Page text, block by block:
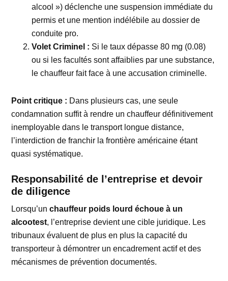
alcool ») déclenche une suspension immédiate du
permis et une mention indélébile au dossier de
conduite pro.
Volet Criminel : Si le taux dépasse 80 mg (0.08)
ou si les facultés sont affaiblies par une substance,
le chauffeur fait face à une accusation criminelle.
Point critique : Dans plusieurs cas, une seule
condamnation suffit à rendre un chauffeur définitivement
inemployable dans le transport longue distance,
l’interdiction de franchir la frontière américaine étant
quasi systématique.
Responsabilité de l’entreprise et devoir
de diligence
Lorsqu’unchauffeur poids lourd échoue à un
alcootest, l’entreprise devient une cible juridique. Les
tribunaux évaluent de plus en plus la capacité du
transporteur à démontrer un encadrement actif et des
mécanismes de prévention documentés.